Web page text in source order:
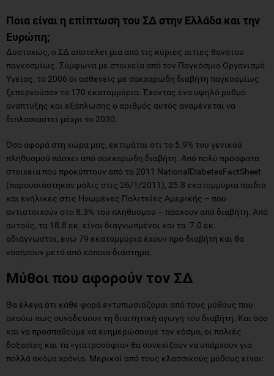
Ποια είναι η επίπτωση του ΣΔ στην Ελλάδα και την
Ευρώπη;
Δυστυχώς, ο ΣΔ αποτελεί μια από τις κύριες αιτίες θανάτου
παγκοσμίως. Σύμφωνα με στοιχεία από τον Παγκόσμιο Οργανισμό
Υγείας, το 2006 οι ασθενείς με σακχαρώδη διαβήτη παγκοσμίως
ξεπερνούσαν τα 170 εκατομμύρια. Έχοντας ένα υψηλό ρυθμό
ανάπτυξης και εξάπλωσης ο αριθμός αυτός αναμένεται να
διπλασιαστεί μέχρι το 2030.
Όσο αφορά στη χώρα μας, εκτιμάται ότι το 5.9% του γενικού
πληθυσμού πάσχει από σακχαρώδη διαβήτη. Από πολύ πρόσφατα
στοιχεία που προκύπτουν από το 2011 NationalDiabetesFactSheet
(παρουσιάστηκαν μόλις στις 26/1/2011), 25.8 εκατομμύρια παιδιά
και ενήλικες στις Ηνωμένες Πολιτείες Αμερικής – που
αντιστοιχούν στο 8.3% του πληθυσμού – πάσχουν από διαβήτη. Από
αυτούς, τα 18.8 εκ. είναι διαγνωσμένοι και τα 7.0 εκ.
αδιάγνωστοι, ενώ 79 εκατομμύρια έχουν προ-διαβήτη και θα
νοσήσουν μετά από κάποιο διάστημα.
Μύθοι που αφορούν τον ΣΔ
Θα έλεγα ότι κάθε φορά εντυπωσιάζομαι από τους μύθους που
ακούω πως συνοδεύουν τη διαιτητική αγωγή του διαβήτη. Και όσο
και να προσπαθούμε να ενημερώσουμε τον κόσμο, οι παλιές
δοξασίες και τα «γιατροσόφια» θα συνεχίζουν να υπάρχουν για
πολλά ακόμα χρόνια. Μερικοί από τους κλασσικούς μύθους είναι: